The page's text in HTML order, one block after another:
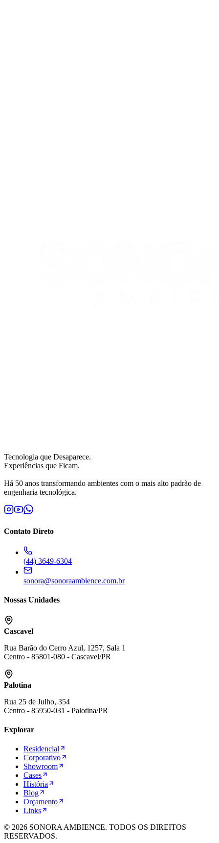
Tecnologia que Desaparece.
Experiências que Ficam.
Há 50 anos transformando ambientes com o mais alto padrão de
engenharia tecnológica.
Contato Direto
(44) 3649-6304
sonora@sonoraambience.com.br
Nossas Unidades
Cascavel
Rua Barão do Cerro Azul, 1257, Sala 1
Centro - 85801-080 - Cascavel/PR
Palotina
Rua 25 de Julho, 354
Centro - 85950-031 - Palotina/PR
Explorar
Residencial
Corporativo
Showroom
Cases
História
Blog
Orçamento
Links
© 2026 SONORA AMBIENCE. TODOS OS DIREITOS
RESERVADOS.